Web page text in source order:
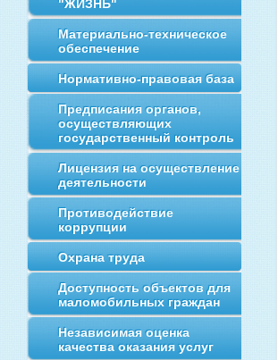
"ЖИЗНЬ"
Материально-техническое
обеспечение
Нормативно-правовая база
Предписания органов,
осуществляющих
государственный контроль
Лицензия на осуществление
деятельности
Противодействие
коррупции
Охрана труда
Доступность объектов для
маломобильных граждан
Независимая оценка
качества оказания услуг